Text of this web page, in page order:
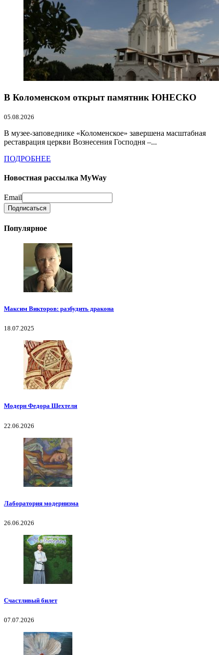
В Коломенском открыт памятник ЮНЕСКО
05.08.2026
В музее-заповеднике «Коломенское» завершена масштабная
реставрация церкви Вознесения Господня –...
ПОДРОБНЕЕ
Новостная рассылка MyWay
Email
Популярное
Максим Викторов: разбудить дракона
18.07.2025
Модерн Федора Шехтеля
22.06.2026
Лаборатория модернизма
26.06.2026
Счастливый билет
07.07.2026